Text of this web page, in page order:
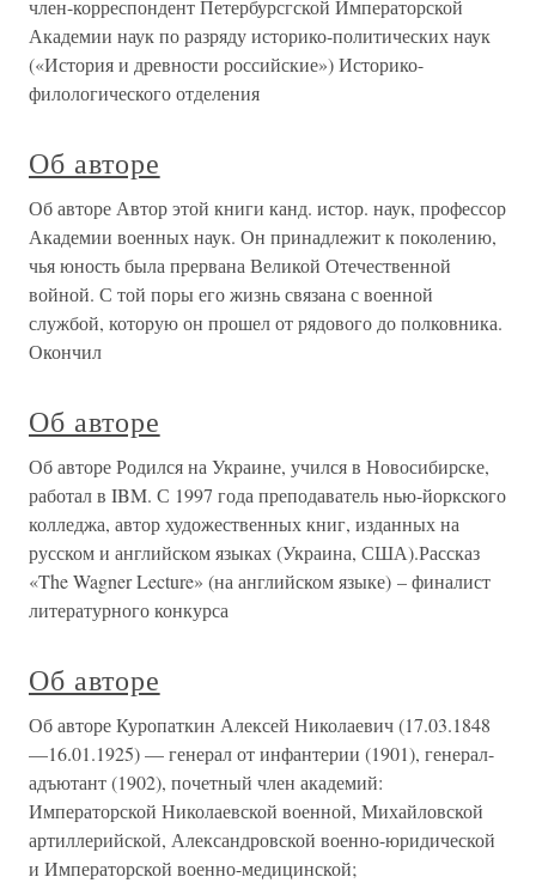
член-корреспондент Петербурсгской Императорской
Академии наук по разряду историко-политических наук
(«История и древности российские») Историко-
филологического отделения
Об авторе
Об авторе Автор этой книги канд. истор. наук, профессор
Академии военных наук. Он принадлежит к поколению,
чья юность была прервана Великой Отечественной
войной. С той поры его жизнь связана с военной
службой, которую он прошел от рядового до полковника.
Окончил
Об авторе
Об авторе Родился на Украине, учился в Новосибирске,
работал в IBM. С 1997 года преподаватель нью-йоркского
колледжа, автор художественных книг, изданных на
русском и английском языках (Украина, США).Рассказ
«The Wagner Lecture» (на английском языке) – финалист
литературного конкурса
Об авторе
Об авторе Куропаткин Алексей Николаевич (17.03.1848
—16.01.1925) — генерал от инфантерии (1901), генерал-
адъютант (1902), почетный член академий:
Императорской Николаевской военной, Михайловской
артиллерийской, Александровской военно-юридической
и Императорской военно-медицинской;